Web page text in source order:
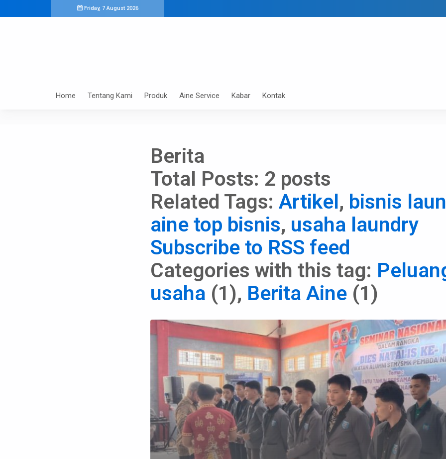
Friday, 7 August 2026
Home Tentang Kami Produk Aine Service Kabar Kontak
Berita
Total Posts: 2 posts
Related Tags: Artikel, bisnis
aine top bisnis, usaha laundry
Subscribe to RSS feed
Categories with this tag:
usaha (1), Berita Aine (1)